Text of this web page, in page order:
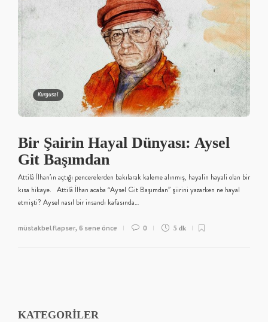
Kurgusal
Bir Şairin Hayal Dünyası: Aysel
Git Başımdan
Attilâ İlhan’ın açtığı pencerelerden bakılarak kaleme alınmış, hayalin hayali olan bir
kısa hikaye. Attilâ İlhan acaba “Aysel Git Başımdan” şiirini yazarken ne hayal
etmişti? Aysel nasıl bir insandı kafasında…
müstakbel flapser, 6 sene önce 0 5 dk
KATEGORİLER